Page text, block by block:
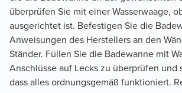
überprüfen Sie mit einer Wasserwaage,
ausgerichtet ist. Befestigen Sie die
Anweisungen des Herstellers an den
Ständer. Füllen Sie die Badewanne mit
Anschlüsse auf Lecks zu überprüfen und
dass alles ordnungsgemäß funktioniert.